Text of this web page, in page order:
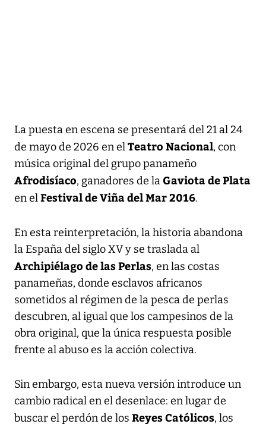
La puesta en escena se presentará del 21 al 24
de mayo de 2026 en elTeatro Nacional, con
música original del grupo panameño
Afrodisíaco, ganadores de la Gaviota de Plata
en elFestival de Viña del Mar 2016.
En esta reinterpretación, la historia abandona
la España del siglo XV y se traslada al
Archipiélago de las Perlas, en las costas
panameñas, donde esclavos africanos
sometidos al régimen de la pesca de perlas
descubren, al igual que los campesinos de la
obra original, que la única respuesta posible
frente al abuso es la acción colectiva.
Sin embargo, esta nueva versión introduce un
cambio radical en el desenlace: en lugar de
buscar el perdón de los Reyes Católicos, los